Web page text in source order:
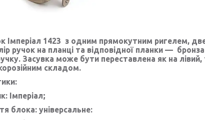
Імперіал 1423 з одним прямокутним ригелем,
ручок на планці та відповідної планки —
Засувка може бути переставлена як на
складом.
Імперіал;
блока: універсальне: